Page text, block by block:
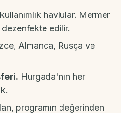
havlular. Mermer
dezenfekte edilir.
Almanca, Rusça ve
Hurgada'nın her
programın değerinden